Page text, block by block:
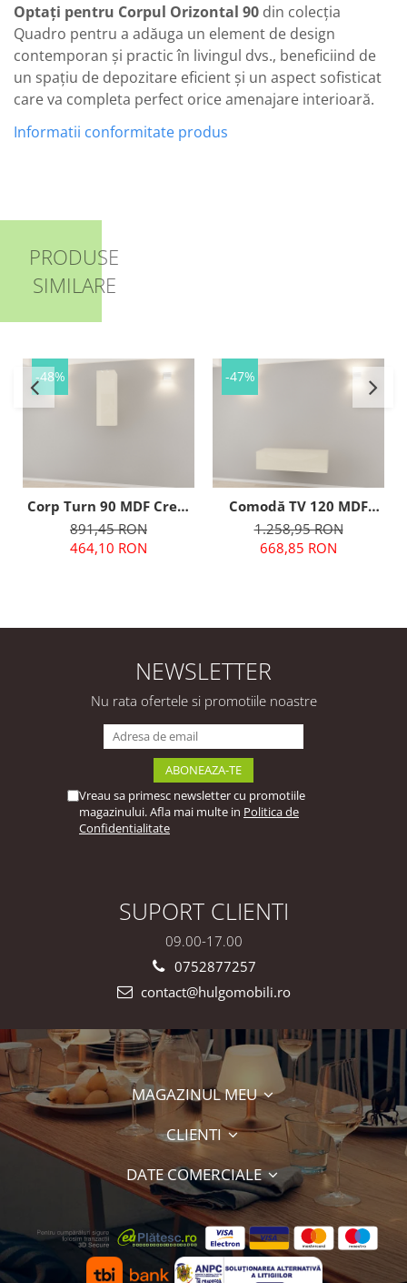
Optați pentru Corpul Orizontal 90 din colecția
Quadro pentru a adăuga un element de design
contemporan și practic în livingul dvs., beneficiind de
un spațiu de depozitare eficient și un aspect sofisticat
care va completa perfect orice amenajare interioară.
Informatii conformitate produs
PRODUSE
SIMILARE
-48%
Corp Turn 90 MDF Crem
Lucios - Quadro | Modul
Mobilier Suspendat
Premium Configurabil
891,45 RON
464,10 RON
-47%
Comodă TV 120 MDF
Crem Lucios - Quadro |
Modul Mobilier
Suspendat Premium
1.258,95 RON
668,85 RON
NEWSLETTER
Nu rata ofertele si promotiile noastre
Vreau sa primesc newsletter cu promotiile
magazinului. Afla mai multe in Politica de
Confidentialitate
SUPORT CLIENTI
09.00-17.00
0752877257
contact@hulgomobili.ro
MAGAZINUL MEU
CLIENTI
DATE COMERCIALE